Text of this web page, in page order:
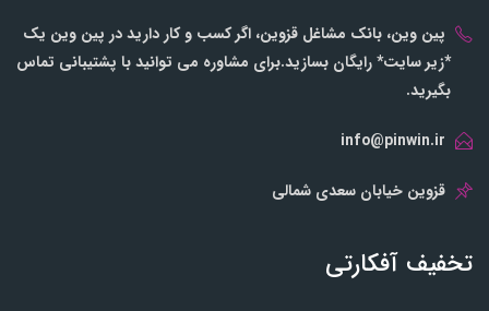
پین وین، بانک مشاغل قزوین، اگر کسب و کار دارید در پین وین یک
*زیر سایت* رایگان بسازید.برای مشاوره می توانید با پشتیبانی تماس
بگیرید.
info@pinwin.ir
قزوین خیابان سعدی شمالی
تخفیف آفکارتی